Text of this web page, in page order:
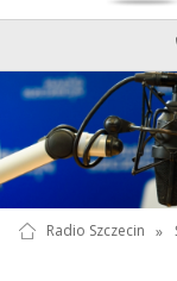
Radio Szczecin »